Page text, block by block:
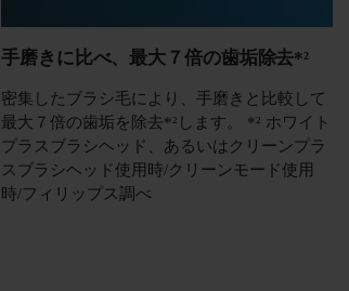
手磨きに比べ、最大７倍の歯垢除去*²
密集したブラシ毛により、手磨きと比較して
最大７倍の歯垢を除去*²します。 *² ホワイト
プラスブラシヘッド、あるいはクリーンプラ
スブラシヘッド使用時/クリーンモード使用
時/フィリップス調べ